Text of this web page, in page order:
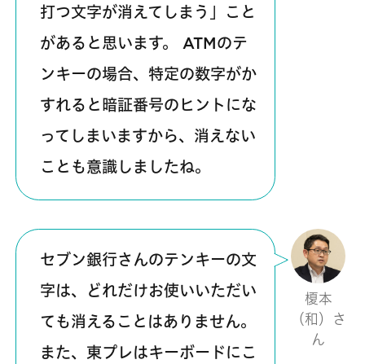
打つ文字が消えてしまう」こと
があると思います。 ATMのテ
ンキーの場合、特定の数字がか
すれると暗証番号のヒントにな
ってしまいますから、消えない
ことも意識しましたね。
榎本
（和）さ
ん
セブン銀行さんのテンキーの文
字は、どれだけお使いいただい
ても消えることはありません。
また、東プレはキーボードにこ